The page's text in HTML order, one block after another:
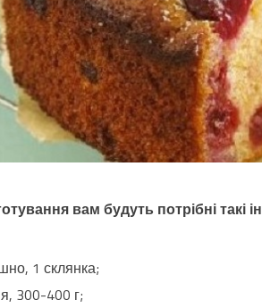
вам будуть потрібні такі
1 склянка;
300-400 г;